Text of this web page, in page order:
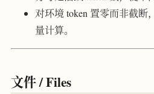
{0,1\}
对环境 token 置零而非截断
量计算。
文件 / Files